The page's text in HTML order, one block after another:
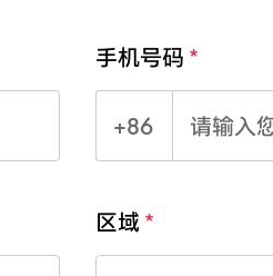
手机号码
+86
区域